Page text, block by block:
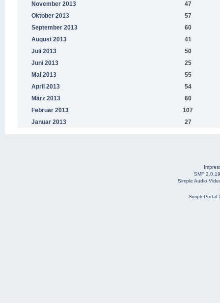
November 2013
47
Oktober 2013
57
September 2013
60
August 2013
41
Juli 2013
50
Juni 2013
25
Mai 2013
55
April 2013
54
März 2013
60
Februar 2013
107
Januar 2013
27
SMF 2.0.19
Simple Audio
SimplePortal